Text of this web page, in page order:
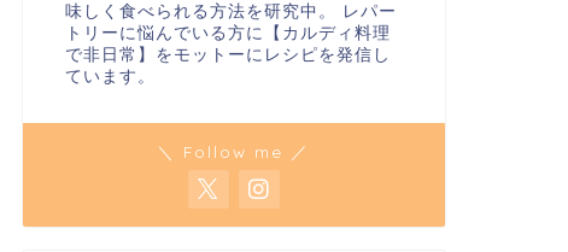
味しく食べられる方法を研究中。 レパー
トリーに悩んでいる方に【カルディ料理
で非日常】をモットーにレシピを発信し
ています。
＼ Follow me ／